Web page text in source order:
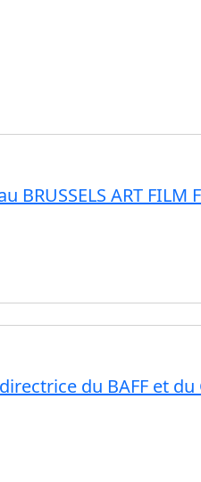
BRUSSELS ART FILM
du BAFF et